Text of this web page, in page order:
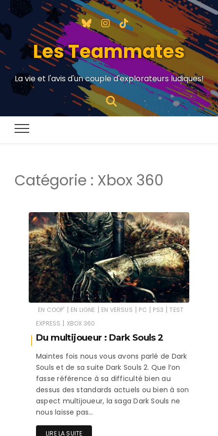
Les Teammates
La vie et l'avis d'un couple d'explorateurs ludiques!
Catégorie : Xbox 360
EN COOP' | EN LIGNE | EN VERSUS | PC | PS3 | TEST
EXPRESS | XBOX 360
Du multijoueur : Dark Souls 2
Maintes fois nous vous avons parlé de Dark
Souls et de sa suite Dark Souls 2. Que l’on
fasse référence à sa difficulté bien au
dessus des standards actuels ou bien à son
aspect multijoueur, la saga Dark Souls ne
nous laisse pas…
LIRE LA SUITE